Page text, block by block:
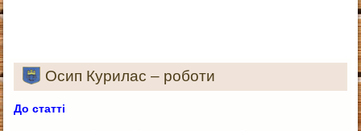
Осип Курилас – роботи
До статті